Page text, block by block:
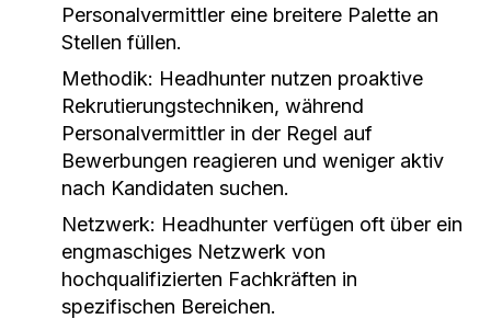
Personalvermittler eine breitere Palette an
Stellen füllen.
Methodik: Headhunter nutzen proaktive
Rekrutierungstechniken, während
Personalvermittler in der Regel auf
Bewerbungen reagieren und weniger aktiv
nach Kandidaten suchen.
Netzwerk: Headhunter verfügen oft über ein
engmaschiges Netzwerk von
hochqualifizierten Fachkräften in
spezifischen Bereichen.